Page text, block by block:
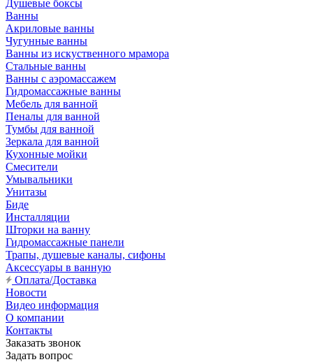
Душевые боксы
Ванны
Акриловые ванны
Чугунные ванны
Ванны из искуственного мрамора
Стальные ванны
Ванны с аэромассажем
Гидромассажные ванны
Мебель для ванной
Пеналы для ванной
Тумбы для ванной
Зеркала для ванной
Кухонные мойки
Смесители
Умывальники
Унитазы
Биде
Инсталляции
Шторки на ванну
Гидромассажные панели
Трапы, душевые каналы, сифоны
Аксессуары в ванную
Оплата/Доставка
Новости
Видео информация
О компании
Контакты
Заказать звонок
Задать вопрос